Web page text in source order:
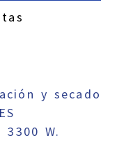
y secado
3300 W.